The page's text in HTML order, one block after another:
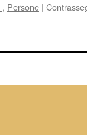
, Persone |